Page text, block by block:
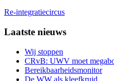
Re-integratiecircus
Laatste nieuws
Wij stoppen
CRvB: UWV moet
Bereikbaarheidsmonitor
De WW als kleefkruid